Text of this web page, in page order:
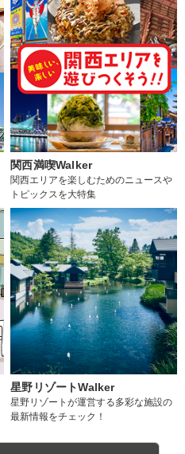
関西満喫Walker
関西エリアを楽しむためのニュースや
トピックスを大特集
星野リゾートWalker
星野リゾートが運営する多彩な施設の
最新情報をチェック！